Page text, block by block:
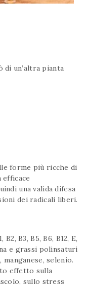
di un’altra pianta
forme più ricche di
efficace
una valida difesa
dei radicali liberi.
B3, B5, B6, B12, E,
e grassi polinsaturi
selenio.
effetto sulla
sullo stress